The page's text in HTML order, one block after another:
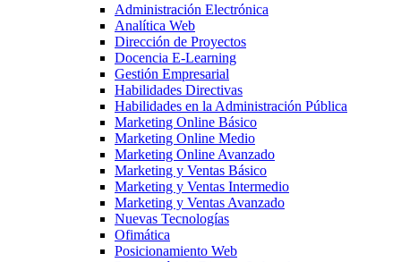
Administración Electrónica
Analítica Web
Dirección de Proyectos
Docencia E-Learning
Gestión Empresarial
Habilidades Directivas
Habilidades en la Administración Pública
Marketing Online Básico
Marketing Online Medio
Marketing Online Avanzado
Marketing y Ventas Básico
Marketing y Ventas Intermedio
Marketing y Ventas Avanzado
Nuevas Tecnologías
Ofimática
Posicionamiento Web